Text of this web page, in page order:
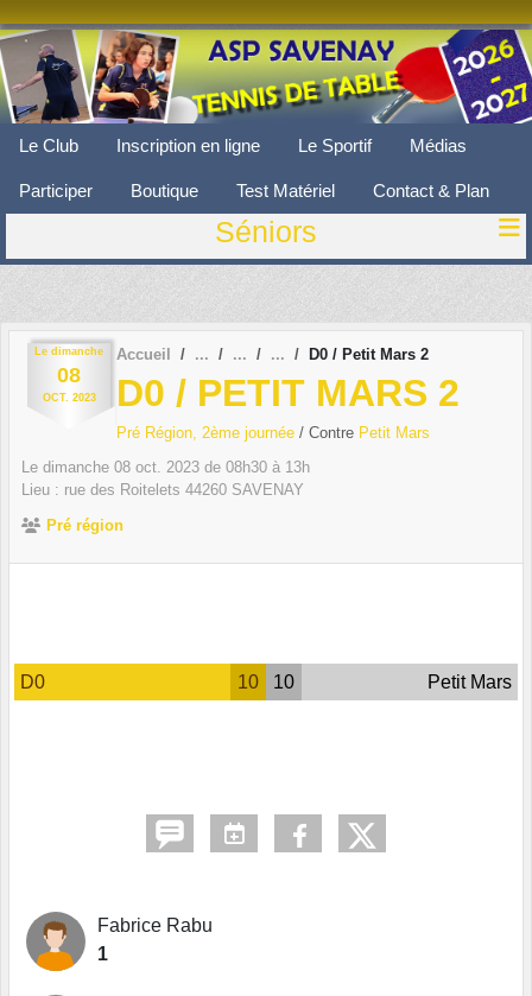
Le Club Inscription en ligne Le Sportif Médias
Participer Boutique Test Matériel Contact & Plan
Séniors
Le dimanche
08
OCT. 2023
Accueil D0 / Petit Mars 2
D0 / PETIT MARS 2
Pré Région, 2ème journée / Contre Petit Mars
Le dimanche 08 oct. 2023 de 08h30 à 13h
Lieu : rue des Roitelets 44260 SAVENAY
Pré région
D0 10 10 Petit Mars
Fabrice Rabu
1